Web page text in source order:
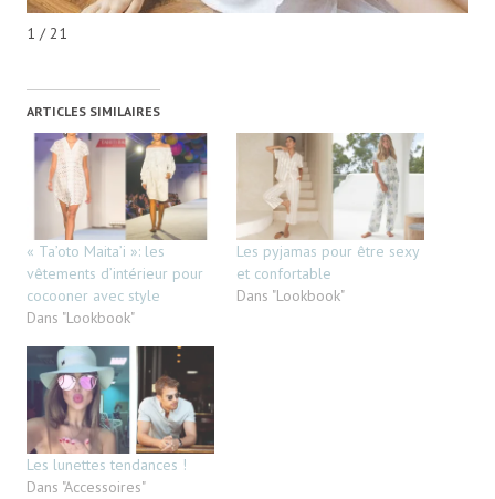
1 / 21
ARTICLES SIMILAIRES
« Ta’oto Maita’i »: les
vêtements d’intérieur pour
cocooner avec style
Dans "Lookbook"
Les pyjamas pour être sexy
et confortable
Dans "Lookbook"
Les lunettes tendances !
Dans "Accessoires"